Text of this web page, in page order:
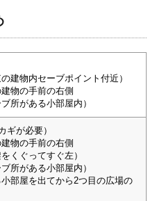
建物内セーブポイント付近）
物の手前の右側
所がある小部屋内）
ギが必要）
物の手前の右側
くぐってすぐ左）
所がある小部屋内）
部屋を出てから2つ目の広場の